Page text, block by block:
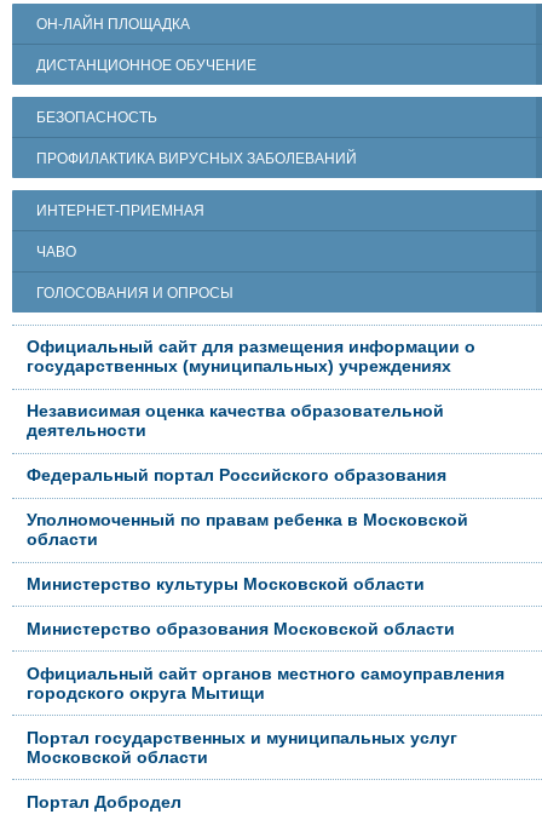
ОН-ЛАЙН ПЛОЩАДКА
ДИСТАНЦИОННОЕ ОБУЧЕНИЕ
БЕЗОПАСНОСТЬ
ПРОФИЛАКТИКА ВИРУСНЫХ ЗАБОЛЕВАНИЙ
ИНТЕРНЕТ-ПРИЕМНАЯ
ЧАВО
ГОЛОСОВАНИЯ И ОПРОСЫ
Официальный сайт для размещения информации о
государственных (муниципальных) учреждениях
Независимая оценка качества образовательной
деятельности
Федеральный портал Российского образования
Уполномоченный по правам ребенка в Московской
области
Министерство культуры Московской области
Министерство образования Московской области
Официальный сайт органов местного самоуправления
городского округа Мытищи
Портал государственных и муниципальных услуг
Московской области
Портал Добродел